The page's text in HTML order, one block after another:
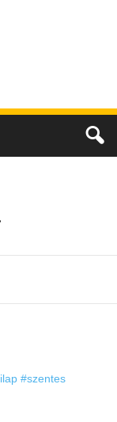
#szentes